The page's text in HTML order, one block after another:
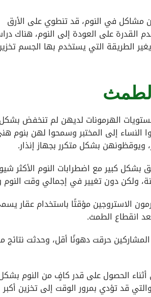
مشاكل في النوم، قد تنطوي على الأرق
القدرة على العودة إلى النوم، هناك
الطريقة التي يستخدم بها الجسم
أن مستويات الهرمونات لديهن لم تنخفض
إلى المختبر وسمحوا لهن بنوم
ويوقظونهن بشكل متكرر بجهاز إنذار.
بشكل كبير مع اضطرابات النوم الأكثر
ولكن دون تغيير في إجمالي وقت
الاستروجين مؤقتًا باستخدام عقار
انقطاع الطمث.
حرقت دهونًا أقل، وحدثت نتائج
الحصول على قدر كافٍ من النوم
قد تؤدي بمرور الوقت إلى تخزين أكبر